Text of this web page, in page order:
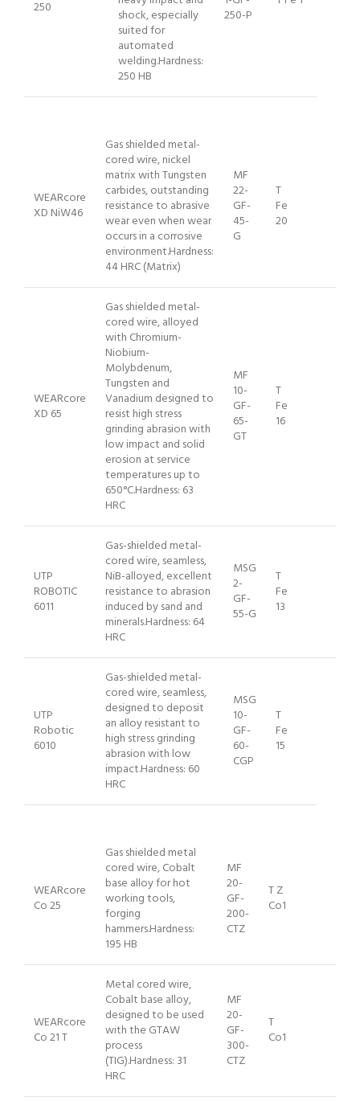
250
shock, especially
suited for
automated
welding.Hardness:
250 HB
250-P
WEARcore
XD NiW46
Gas shielded metal-
cored wire, nickel
matrix with Tungsten
carbides, outstanding
resistance to abrasive
wear even when wear
occurs in a corrosive
environment.Hardness:
44 HRC (Matrix)
MF
22-
GF-
45-
G
T
Fe
20
WEARcore
XD 65
Gas shielded metal-
cored wire, alloyed
with Chromium-
Niobium-
Molybdenum,
Tungsten and
Vanadium designed to
resist high stress
grinding abrasion with
low impact and solid
erosion at service
temperatures up to
650°C.Hardness: 63
HRC
MF
10-
GF-
65-
GT
T
Fe
16
UTP
ROBOTIC
6011
Gas-shielded metal-
cored wire, seamless,
NiB-alloyed, excellent
resistance to abrasion
induced by sand and
minerals.Hardness: 64
HRC
MSG
2-
GF-
55-G
T
Fe
13
UTP
Robotic
6010
Gas-shielded metal-
cored wire, seamless,
designed to deposit
an alloy resistant to
high stress grinding
abrasion with low
impact.Hardness: 60
HRC
MSG
10-
GF-
60-
CGP
T
Fe
15
WEARcore
Co 25
Gas shielded metal
cored wire, Cobalt
base alloy for hot
working tools,
forging
hammers.Hardness:
195 HB
MF
20-
GF-
200-
CTZ
T Z
Co1
WEARcore
Co 21 T
Metal cored wire,
Cobalt base alloy,
designed to be used
with the GTAW
process
(TIG).Hardness: 31
HRC
MF
20-
GF-
300-
CTZ
T
Co1